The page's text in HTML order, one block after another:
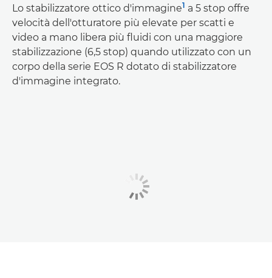
Lo stabilizzatore ottico d'immagine1 a 5 stop offre
velocità dell'otturatore più elevate per scatti e
video a mano libera più fluidi con una maggiore
stabilizzazione (6,5 stop) quando utilizzato con un
corpo della serie EOS R dotato di stabilizzatore
d'immagine integrato.